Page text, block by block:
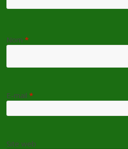
Nom*
E-mail*
Site web